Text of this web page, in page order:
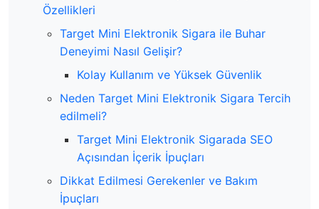
Özellikleri
Target Mini Elektronik Sigara ile Buhar
Deneyimi Nasıl Gelişir?
Kolay Kullanım ve Yüksek Güvenlik
Neden Target Mini Elektronik Sigara Tercih
edilmeli?
Target Mini Elektronik Sigarada SEO
Açısından İçerik İpuçları
Dikkat Edilmesi Gerekenler ve Bakım
İpuçları